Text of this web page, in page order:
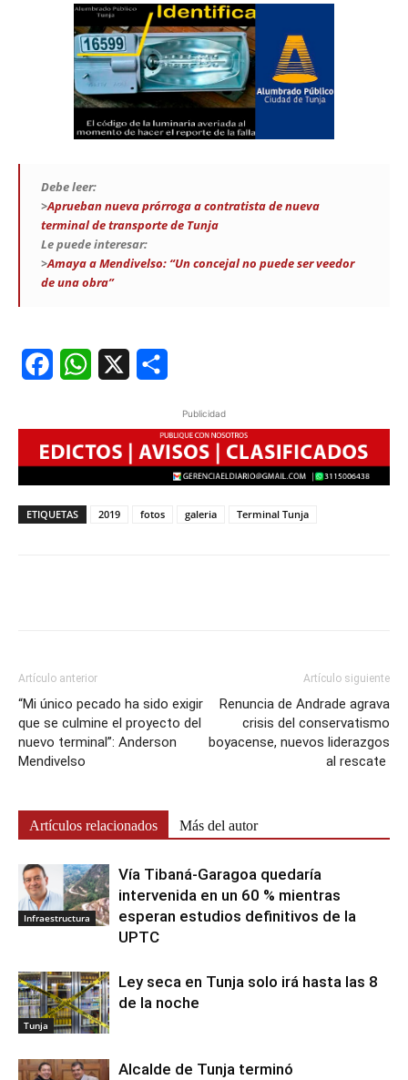
Debe leer:
>Aprueban nueva prórroga a contratista de nueva
terminal de transporte de Tunja
Le puede interesar:
>Amaya a Mendivelso: “Un concejal no puede ser veedor
de una obra”
FacebookWhatsApp
Publicidad
ETIQUETAS 2019 fotos galeria Terminal Tunja
Artículo anterior
“Mi único pecado ha sido exigir
que se culmine el proyecto del
nuevo terminal”: Anderson
Mendivelso
Artículo siguiente
Renuncia de Andrade agrava
crisis del conservatismo
boyacense, nuevos liderazgos
al rescate
Artículos relacionados Más del autor
Infraestructura
Vía Tibaná-Garagoa quedaría
intervenida en un 60 % mientras
esperan estudios definitivos de la
UPTC
Tunja
Ley seca en Tunja solo irá hasta las 8
de la noche
Alcalde de Tunja terminó